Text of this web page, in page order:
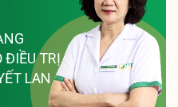
ĐIỀU TRỊ
LAN